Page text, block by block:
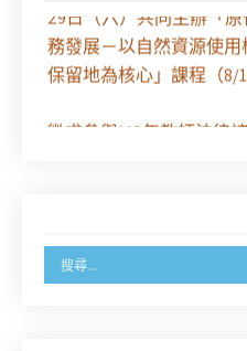
29日（六）共同主辦「
務發展－以自然資源使
保留地為核心」課程（8/
徵求參與115年教師法律
之分公司及商業應參加